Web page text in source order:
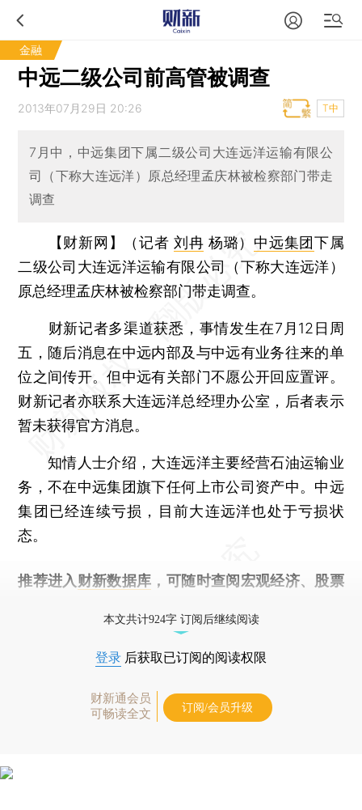
金融
中远二级公司前高管被调查
2013年07月29日 20:26 T中
7月中，中远集团下属二级公司大连远洋运输有限公
司（下称大连远洋）原总经理孟庆林被检察部门带走
调查
【财新网】（记者刘冉 杨璐） 中远集团下属
二级公司大连远洋运输有限公司（下称大连远洋）
原总经理孟庆林被检察部门带走调查。
财新记者多渠道获悉，事情发生在7月12日周
五，随后消息在中远内部及与中远有业务往来的单
位之间传开。但中远有关部门不愿公开回应置评。
财新记者亦联系大连远洋总经理办公室，后者表示
暂未获得官方消息。
知情人士介绍，大连远洋主要经营石油运输业
务，不在中远集团旗下任何上市公司资产中。中远
集团已经连续亏损，目前大连远洋也处于亏损状
态。
推荐进入 财新数据库 ，可随时查阅宏观经济、股票
本文共计924字 订阅后继续阅读
登录 后获取已订阅的阅读权限
财新通会员
可畅读全文
订阅/会员升级